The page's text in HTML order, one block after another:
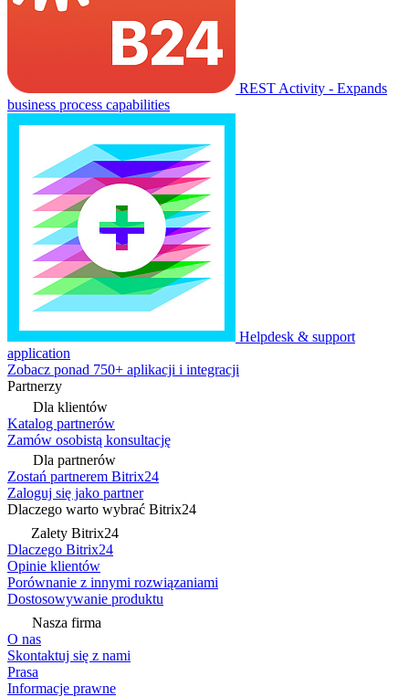
REST Activity - Expands
business process capabilities
Helpdesk & support
application
Zobacz ponad 750+ aplikacji i integracji
Partnerzy
Dla klientów
Katalog partnerów
Zamów osobistą konsultację
Dla partnerów
Zostań partnerem Bitrix24
Zaloguj się jako partner
Dlaczego warto wybrać Bitrix24
Zalety Bitrix24
Dlaczego Bitrix24
Opinie klientów
Porównanie z innymi rozwiązaniami
Dostosowywanie produktu
Nasza firma
O nas
Skontaktuj się z nami
Prasa
Informacje prawne